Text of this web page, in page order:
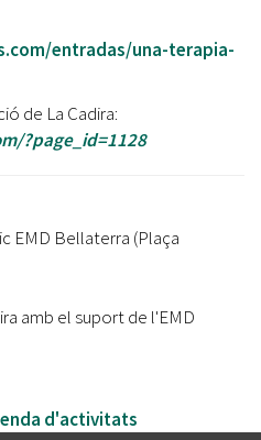
entradas/una-terapia-
de La Cadira:
?page_id=1128
EMD Bellaterra (Plaça
amb el suport de l'EMD
d'activitats